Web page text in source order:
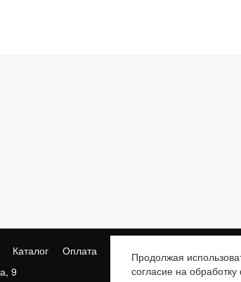
Каталог Оплата Доставка
9
E-mail:
Продолжая
согласие на